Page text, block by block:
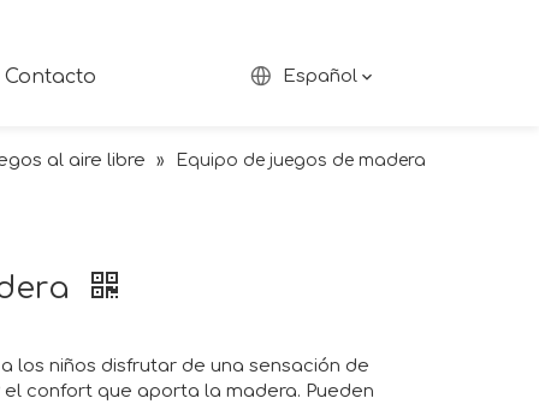
Contacto Español
al aire libre » Equipo de juegos de madera
los niños disfrutar de una sensación de
confort que aporta la madera. Pueden